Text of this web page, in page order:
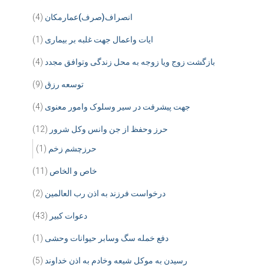
انصراف(صرف)عمارمکان (4)
ایات واعمال جهت غلبه بر بیماری (1)
بازگشت زوج ویا زوجه به محل زندگی وتوافق مجدد (4)
توسعه رزق (9)
جهت پیشرفت در سیر وسلوک وامور معنوی (4)
حرز وحفظ از جن وانس وکل شرور (12)
حرزچشم زخم (1)
خاص و الخاص (11)
درخواست فرزند به اذن رب العالمین (2)
دعوات کبیر (43)
دفع خمله سگ وسابر حیوانات وحشی (1)
رسیدن به موکل شیعه وخادم به اذن خداوند (5)